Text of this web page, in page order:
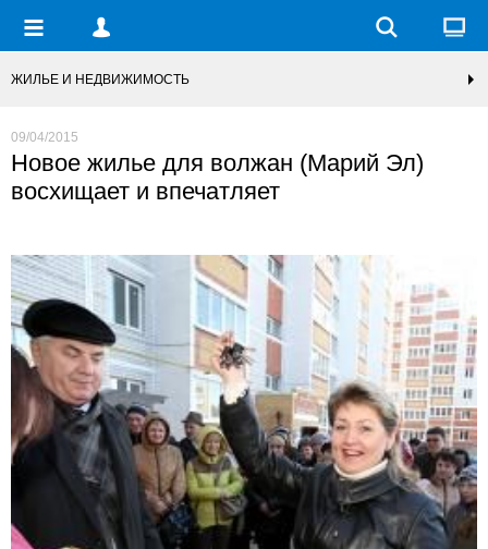
ЖИЛЬЕ И НЕДВИЖИМОСТЬ
09/04/2015
Новое жилье для волжан (Марий Эл)
восхищает и впечатляет